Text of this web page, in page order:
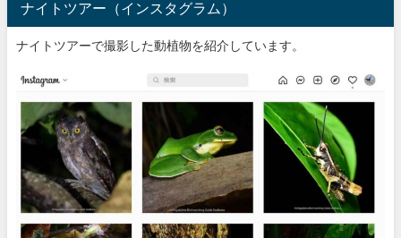
ナイトツアー（インスタグラム）
ナイトツアーで撮影した動植物を紹介しています。